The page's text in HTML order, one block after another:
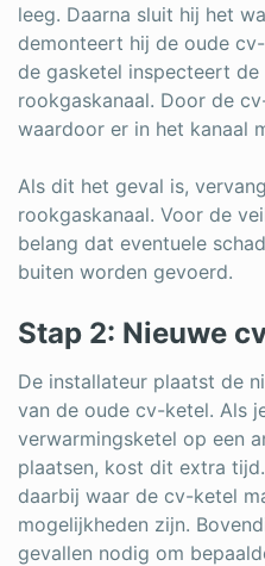
leeg. Daarna sluit hij het
demonteert hij de oude
de gasketel inspecteert
rookgaskanaal. Door de
waardoor er in het kanaal
Als dit het geval is,
rookgaskanaal. Voor de
belang dat eventuele
buiten worden gevoerd.
Stap 2: Nieuwe
De installateur plaatst de
van de oude cv-ketel. Als
verwarmingsketel op een
plaatsen, kost dit extra
daarbij waar de cv-ketel
mogelijkheden zijn.
gevallen nodig om